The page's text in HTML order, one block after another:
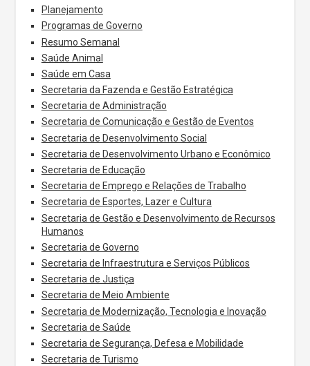
Planejamento
Programas de Governo
Resumo Semanal
Saúde Animal
Saúde em Casa
Secretaria da Fazenda e Gestão Estratégica
Secretaria de Administração
Secretaria de Comunicação e Gestão de Eventos
Secretaria de Desenvolvimento Social
Secretaria de Desenvolvimento Urbano e Econômico
Secretaria de Educação
Secretaria de Emprego e Relações de Trabalho
Secretaria de Esportes, Lazer e Cultura
Secretaria de Gestão e Desenvolvimento de Recursos
Humanos
Secretaria de Governo
Secretaria de Infraestrutura e Serviços Públicos
Secretaria de Justiça
Secretaria de Meio Ambiente
Secretaria de Modernização, Tecnologia e Inovação
Secretaria de Saúde
Secretaria de Segurança, Defesa e Mobilidade
Secretaria de Turismo